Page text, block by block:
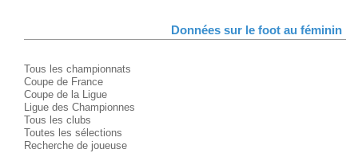
Données sur le foot au féminin
Tous les championnats
Coupe de France
Coupe de la Ligue
Ligue des Championnes
Tous les clubs
Toutes les sélections
Recherche de joueuse